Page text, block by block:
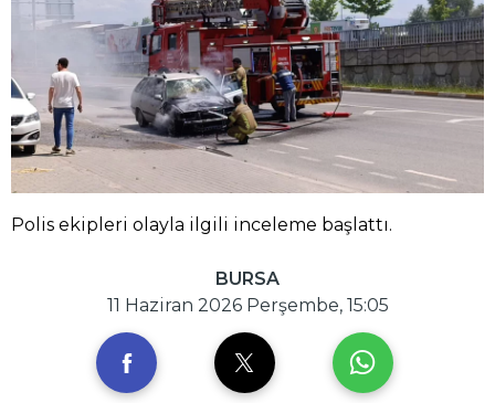
Polis ekipleri olayla ilgili inceleme başlattı.
BURSA
11 Haziran 2026 Perşembe, 15:05